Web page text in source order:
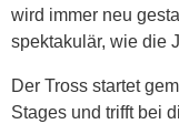
wird immer neu
spektakulär, wie die
Der Tross startet
Stages und trifft bei